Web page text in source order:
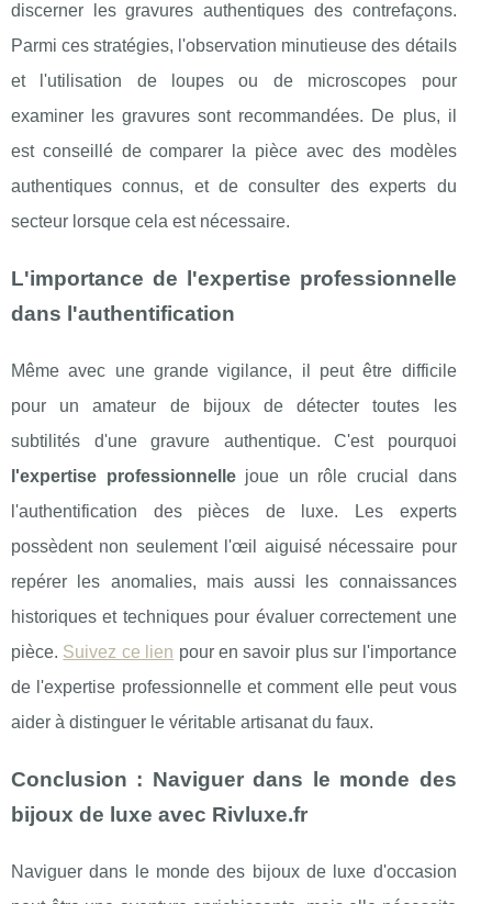
discerner les gravures authentiques des contrefaçons.
Parmi ces stratégies, l'observation minutieuse des détails
et l'utilisation de loupes ou de microscopes pour
examiner les gravures sont recommandées. De plus, il
est conseillé de comparer la pièce avec des modèles
authentiques connus, et de consulter des experts du
secteur lorsque cela est nécessaire.
L'importance de l'expertise professionnelle
dans l'authentification
Même avec une grande vigilance, il peut être difficile
pour un amateur de bijoux de détecter toutes les
subtilités d'une gravure authentique. C'est pourquoi
l'expertise professionnellejoue un rôle crucial dans
l'authentification des pièces de luxe. Les experts
possèdent non seulement l'œil aiguisé nécessaire pour
repérer les anomalies, mais aussi les connaissances
historiques et techniques pour évaluer correctement une
pièce. Suivez ce lien pour en savoir plus sur l'importance
de l'expertise professionnelle et comment elle peut vous
aider à distinguer le véritable artisanat du faux.
Conclusion : Naviguer dans le monde des
bijoux de luxe avec Rivluxe.fr
Naviguer dans le monde des bijoux de luxe d'occasion